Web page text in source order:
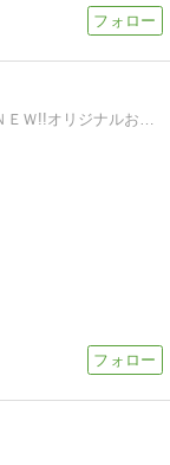
おもしろ画像や芸能人画像などあります。ＮＥＷ!!オリジナルおもしろ画像もそろえました。